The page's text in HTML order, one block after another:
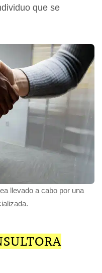
que se
llevado a cabo por una